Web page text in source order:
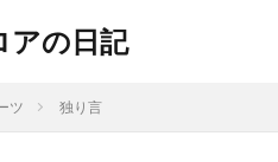
アの日記
ツ 独り言